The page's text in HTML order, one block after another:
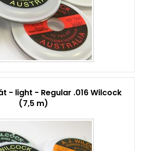
- light - Regular .016 Wilcock
(7,5 m)